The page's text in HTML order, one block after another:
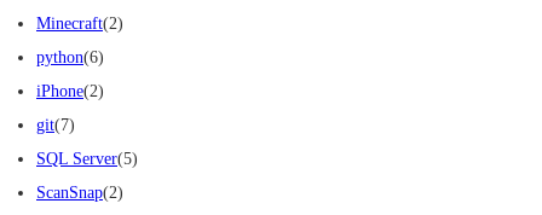
Minecraft(2)
python(6)
iPhone(2)
git(7)
SQL Server(5)
ScanSnap(2)